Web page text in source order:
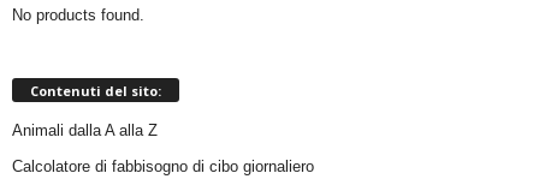
No products found.
Contenuti del sito:
Animali dalla A alla Z
Calcolatore di fabbisogno di cibo giornaliero